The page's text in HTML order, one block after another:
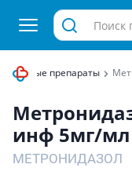
препараты
инф 5мг/мл
МЕТРОНИДАЗОЛ